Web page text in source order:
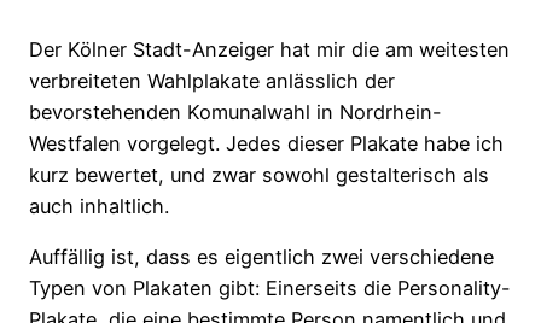
Der Kölner Stadt-Anzeiger hat mir die am weitesten
verbreiteten Wahlplakate anlässlich der
bevorstehenden Komunalwahl in Nordrhein-
Westfalen vorgelegt. Jedes dieser Plakate habe ich
kurz bewertet, und zwar sowohl gestalterisch als
auch inhaltlich.
Auffällig ist, dass es eigentlich zwei verschiedene
Typen von Plakaten gibt: Einerseits die Personality-